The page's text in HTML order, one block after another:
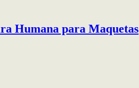
Humana para Maquetas